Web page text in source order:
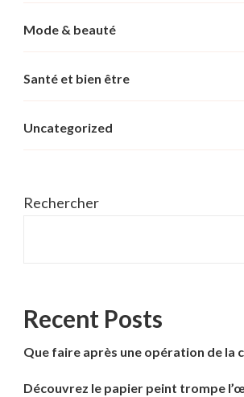
Mode & beauté
Santé et bien être
Uncategorized
Rechercher
Recent Posts
Que faire après une opération de la
Découvrez le papier peint trompe